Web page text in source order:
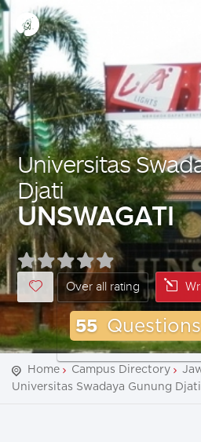
Universitas
Djati
UNSWAGATI
Over all rating
55
Home Campus Directory
Universitas Swadaya Gunung Djati